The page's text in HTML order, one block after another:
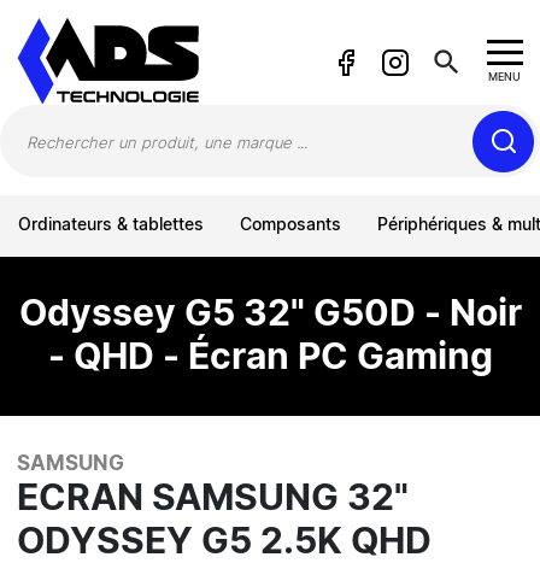
search MENU
Ordinateurs & tablettes Composants Périphériques &
Odyssey G5 32" G50D - Noir
- QHD - Écran PC Gaming
SAMSUNG
ECRAN SAMSUNG 32"
ODYSSEY G5 2.5K QHD